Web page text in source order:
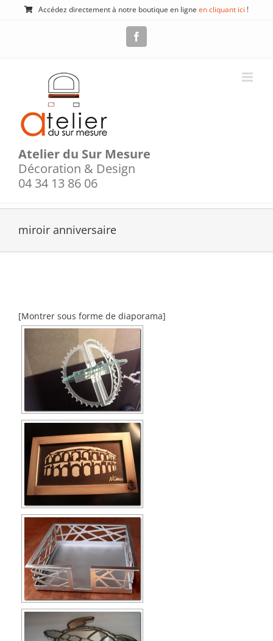
Passer
Accédez directement à notre boutique en ligne en cliquant ici !
Atelier du Sur Mesure
Décoration & Design
04 34 13 86 06
miroir anniversaire
[Montrer sous forme de diaporama]